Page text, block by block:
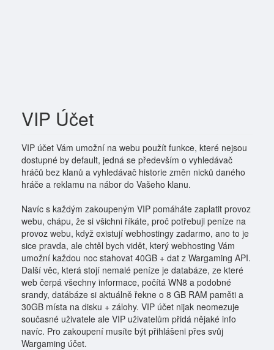
VIP Účet
VIP účet Vám umožní na webu použít funkce, které nejsou
dostupné by default, jedná se především o vyhledávač
hráčů bez klanů a vyhledávač historie změn nicků daného
hráče a reklamu na nábor do Vašeho klanu.
Navíc s každým zakoupeným VIP pomáháte zaplatit provoz
webu, chápu, že si všichni říkáte, proč potřebuji peníze na
provoz webu, když existují webhostingy zadarmo, ano to je
sice pravda, ale chtěl bych vidět, který webhosting Vám
umožní každou noc stahovat 40GB + dat z Wargaming API.
Další věc, která stojí nemalé peníze je databáze, ze které
web čerpá všechny informace, počítá WN8 a podobné
srandy, datábáze si aktuálně řekne o 8 GB RAM paměti a
30GB místa na disku + zálohy. VIP účet nijak neomezuje
současné uživatele ale VIP uživatelům přidá nějaké info
navíc. Pro zakoupení musíte být přihlášeni přes svůj
Wargaming účet.